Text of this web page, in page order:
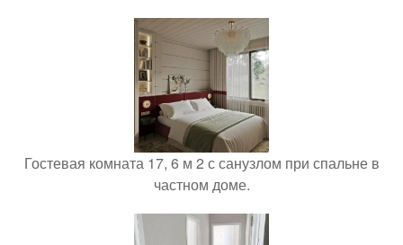
Гостевая комната 17, 6 м 2 с санузлом при спальне в
частном доме.